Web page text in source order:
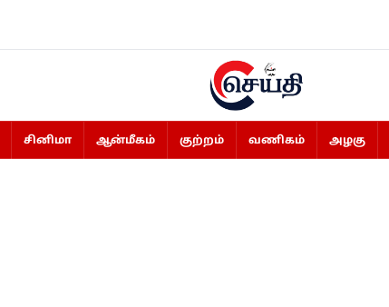
சினிமா ஆன்மீகம் குற்றம் வணிகம் அழகு